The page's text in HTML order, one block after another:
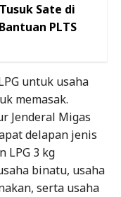
Sate di
PLTS
untuk usaha
memasak.
Jenderal Migas
delapan jenis
LPG 3 kg
binatu, usaha
serta usaha